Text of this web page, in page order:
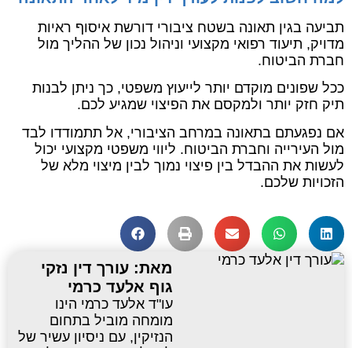
תביעה בגין תאונה בשטח ציבורי דורשת איסוף ראיות
מדויק, תיעוד רפואי מקצועי וניהול נכון של ההליך מול
חברת הביטוח.
ככל שפונים מוקדם יותר לייעוץ משפטי, כך ניתן לבנות
תיק חזק יותר ולמקסם את הפיצוי שמגיע לכם.
אם נפגעתם בתאונה במרחב הציבורי, אל תתמודדו לבד
מול העירייה וחברת הביטוח. ליווי משפטי מקצועי יכול
לעשות את ההבדל בין פיצוי נמוך לבין מיצוי מלא של
הזכויות שלכם.
מאת: עורך דין נזקי
גוף אלעד כרמי
עו"ד אלעד כרמי הינו
מומחה מוביל בתחום
הנזיקין, עם ניסיון עשיר של